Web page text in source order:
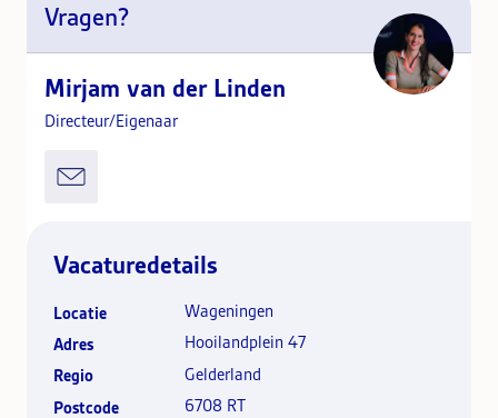
Vragen?
Mirjam van der Linden
Directeur/Eigenaar
Vacaturedetails
Locatie
Wageningen
Adres
Hooilandplein 47
Regio
Gelderland
Postcode
6708 RT